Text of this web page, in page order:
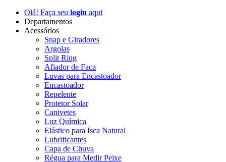
Olá! Faça seu login aqui
Departamentos
Acessórios
Snap e Giradores
Argolas
Split Ring
Afiador de Faca
Luvas para Encastoador
Encastoador
Repelente
Protetor Solar
Canivetes
Luz Química
Elástico para Isca Natural
Lubrificantes
Capa de Chuva
Régua para Medir Peixe